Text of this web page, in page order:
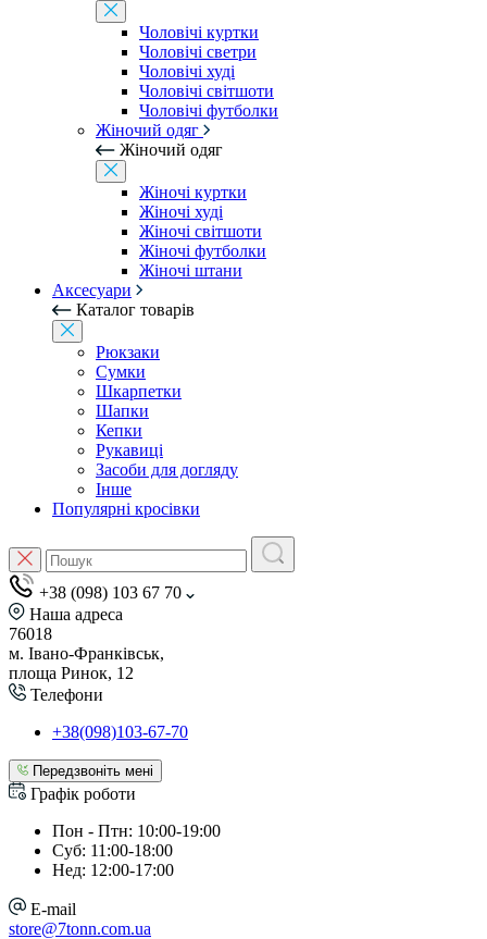
Чоловічі куртки
Чоловічі светри
Чоловічі худі
Чоловічі світшоти
Чоловічі футболки
Жіночий одяг
Жіночий одяг
Жіночі куртки
Жіночі худі
Жіночі світшоти
Жіночі футболки
Жіночі штани
Аксесуари
Каталог товарів
Рюкзаки
Сумки
Шкарпетки
Шапки
Кепки
Рукавиці
Засоби для догляду
Інше
Популярні кросівки
+38 (098) 103 67 70
Наша адреса
76018
м. Івано-Франківськ,
площа Ринок, 12
Телефони
+38(098)103-67-70
Передзвоніть мені
Графік роботи
Пон - Птн: 10:00-19:00
Суб: 11:00-18:00
Нед: 12:00-17:00
E-mail
store@7tonn.com.ua